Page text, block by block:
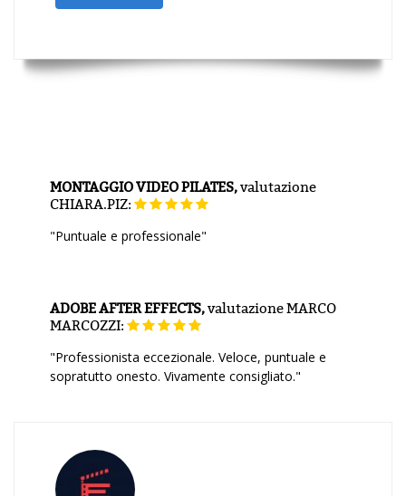
MONTAGGIO VIDEO PILATES,valutazione
CHIARA.PIZ:
"Puntuale e professionale"
ADOBE AFTER EFFECTS,valutazioneMARCO
MARCOZZI:
"Professionista eccezionale. Veloce, puntuale e
sopratutto onesto. Vivamente consigliato."